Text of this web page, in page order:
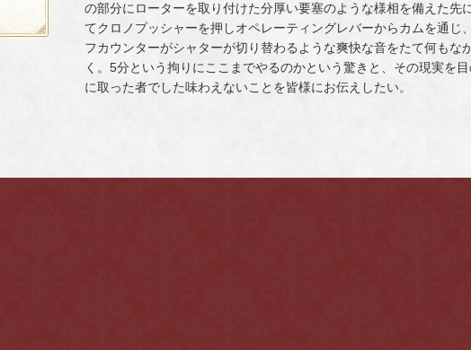
の部分にローターを取り付けた分厚い要塞のような様相を備えた先
てクロノプッシャーを押しオペレーティングレバーからカムを通じ
フカウンターがシャターが切り替わるような爽快な音をたて何もな
く。5分という拘りにここまでやるのかという驚きと、その現実を
に取った者でした味わえないことを皆様にお伝えしたい。